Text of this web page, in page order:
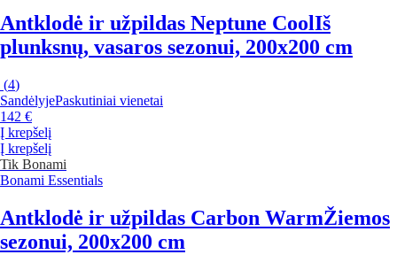
Antklodė ir užpildas Neptune CoolIš
plunksnų, vasaros sezonui, 200x200 cm
(4)
SandėlyjePaskutiniai vienetai
142 €
Į krepšelį
Į krepšelį
Tik Bonami
Bonami Essentials
Antklodė ir užpildas Carbon WarmŽiemos
sezonui, 200x200 cm